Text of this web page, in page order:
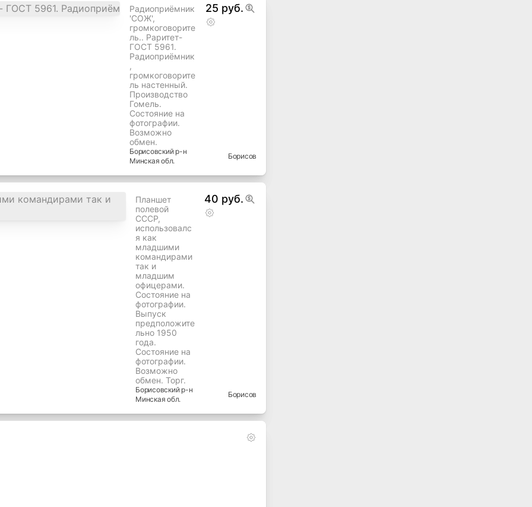
оплаты.
Пишите.
Предлагайте
. Звоните не
стесняйтесь
Борисовскийр-н
Радиоприёмник
'СОЖ',
громкоговорите
ль.. Раритет-
ГОСТ 5961.
Радиоприёмник
,
громкоговорите
ль настенный.
Гомель.
Состояние на
фотографии.
Возможно
обмен.
Борисовскийр-н
Минскаяобл.
Планшет
полевой
СССР,
использовалс
я как
младшими
командирами
так и
младшим
офицерами.
Состояние на
фотографии.
Выпуск
предположите